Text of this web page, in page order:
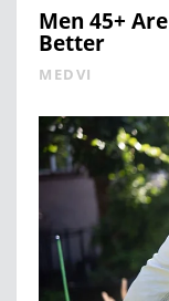
Men 45+
Better
MEDVI